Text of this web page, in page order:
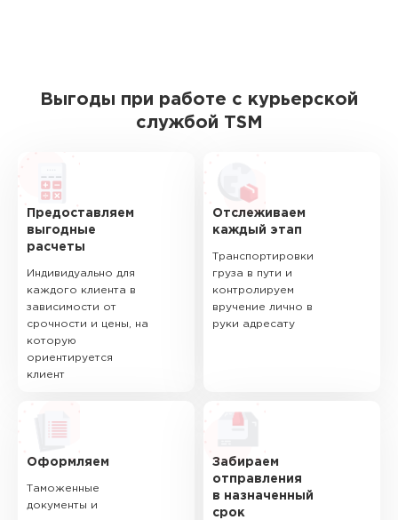
Выгоды при работе с курьерской
службой TSM
Предоставляем
выгодные
расчеты
Индивидуально для
каждого клиента в
зависимости от
срочности и цены, на
которую
ориентируется
клиент
Отслеживаем
каждый этап
Транспортировки
груза в пути и
контролируем
вручение лично в
руки адресату
Оформляем
Таможенные
документы и
Забираем
отправления
в назначенный
срок